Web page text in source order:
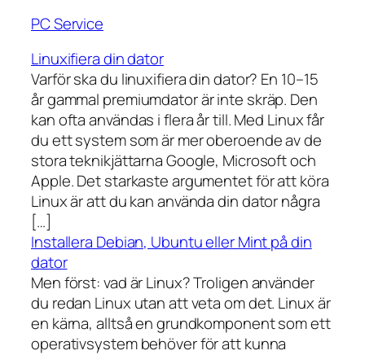
PC Service
Linuxifiera din dator
Varför ska du linuxifiera din dator? En 10–15
år gammal premiumdator är inte skräp. Den
kan ofta användas i flera år till. Med Linux får
du ett system som är mer oberoende av de
stora teknikjättarna Google, Microsoft och
Apple. Det starkaste argumentet för att köra
Linux är att du kan använda din dator några
[…]
Installera Debian, Ubuntu eller Mint på din
dator
Men först: vad är Linux? Troligen använder
du redan Linux utan att veta om det. Linux är
en kärna, alltså en grundkomponent som ett
operativsystem behöver för att kunna